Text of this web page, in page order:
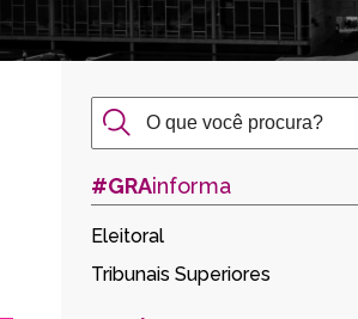
#GRAinforma
Eleitoral
Tribunais Superiores